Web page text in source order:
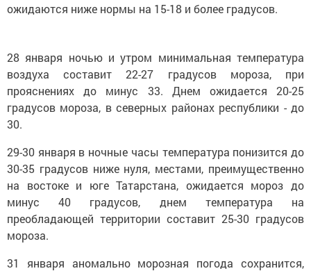
ожидаются ниже нормы на 15-18 и более градусов.
28 января ночью и утром минимальная температура
воздуха составит 22-27 градусов мороза, при
прояснениях до минус 33. Днем ожидается 20-25
градусов мороза, в северных районах республики - до
30.
29-30 января в ночные часы температура понизится до
30-35 градусов ниже нуля, местами, преимущественно
на востоке и юге Татарстана, ожидается мороз до
минус 40 градусов, днем температура на
преобладающей территории составит 25-30 градусов
мороза.
31 января аномально морозная погода сохранится,